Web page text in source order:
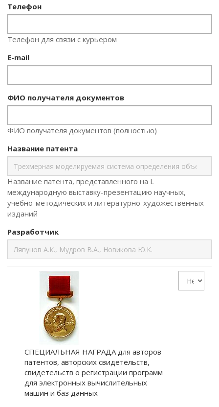
Телефон
Телефон для связи с курьером
E-mail
ФИО получателя документов
ФИО получателя документов (полностью)
Название патента
Название патента, представленного на L
международную выставку-презентацию научных,
учебно-методических и литературно-художественных
изданий
Разработчик
СПЕЦИАЛЬНАЯ НАГРАДА для авторов
патентов, авторских свидетельств,
свидетельств о регистрации программ
для электронных вычислительных
машин и баз данных